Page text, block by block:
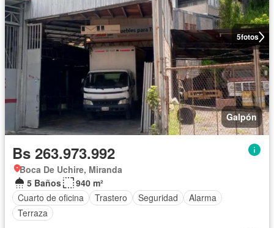
5fotos
Galpón
Bs 263.973.992
Boca De Uchire, Miranda
5 Baños
940 m²
Cuarto de oficina
Trastero Seguridad
Alarma
Terraza